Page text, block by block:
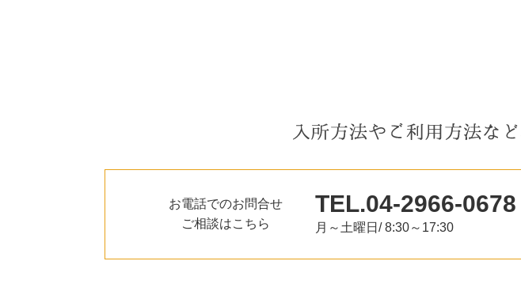
お電話でのお問合せ
ご相談はこちら
TEL.04-2966-0678
月～土曜日/ 8:30～17:30